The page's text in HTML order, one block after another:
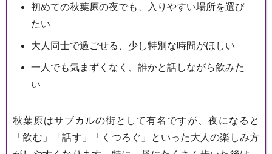
初めての秋葉原の夜でも、入りやすい場所を選び
たい
大人同士で過ごせる、少し特別な時間がほしい
一人でも気まずくなく、誰かと話しながら飲みた
い
秋葉原はサブカルの街として有名ですが、夜になると
「飲む」「話す」「くつろぐ」といった大人の楽しみ方